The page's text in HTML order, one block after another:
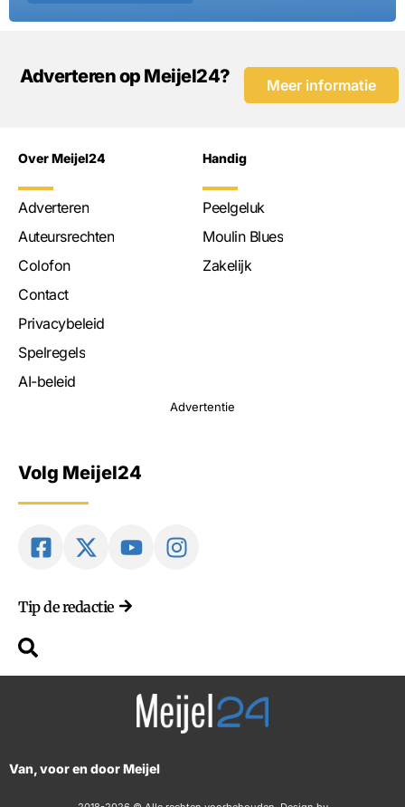
Adverteren op Meijel24? Meer informatie
Over Meijel24
Adverteren
Auteursrechten
Colofon
Contact
Privacybeleid
Spelregels
AI-beleid
Handig
Peelgeluk
Moulin Blues
Zakelijk
Advertentie
Volg Meijel24
Tip de redactie
Van, voor en door Meijel